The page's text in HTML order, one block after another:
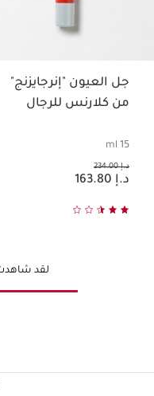
جل العيون "إنرجايزنج"
من كلارنس للرجال
15 ml
د.إ 234.00
السعر الحالي هو د.إ 163.80
د.إ 163.80
لقد شاهدت 2 من 2 من